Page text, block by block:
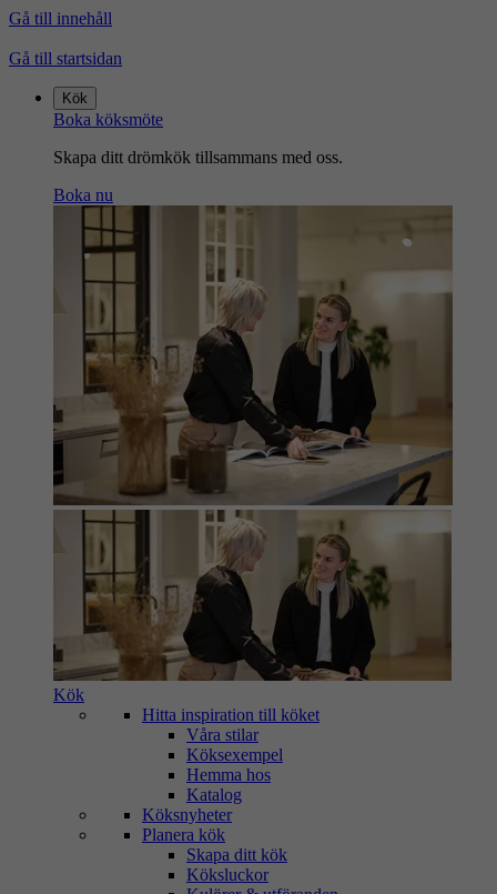
Gå till innehåll
Gå till startsidan
Kök
Boka köksmöte
Skapa ditt drömkök tillsammans med oss.
Boka nu
Kök
Hitta inspiration till köket
Våra stilar
Köksexempel
Hemma hos
Katalog
Köksnyheter
Planera kök
Skapa ditt kök
Köksluckor